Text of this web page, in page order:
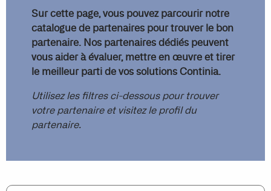
Sur cette page, vous pouvez parcourir notre
catalogue de partenaires pour trouver le bon
partenaire. Nos partenaires dédiés peuvent
vous aider à évaluer, mettre en œuvre et tirer
le meilleur parti de vos solutions Continia.
Utilisez les filtres ci-dessous pour trouver
votre partenaire et visitez le profil du
partenaire.